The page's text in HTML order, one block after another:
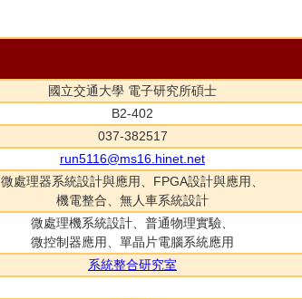
國立交通大學 電子研究所碩士
B2-402
037-382517
run5116@ms16.hinet.net
微處理器系統設計與應用、FPGA設計與應用、
機電整合、無人車系統設計
微處理機系統設計、普通物理實驗、
微控制器應用、單晶片電腦系統應用
系統整合研究室